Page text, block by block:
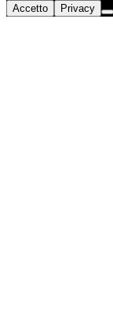
Accetto Privacy